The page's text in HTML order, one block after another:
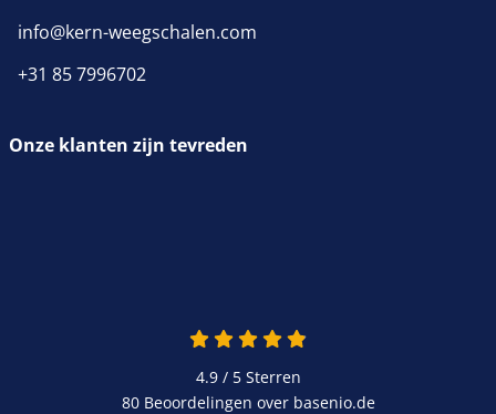
info@kern-weegschalen.com
+31 85 7996702
Onze klanten zijn tevreden
4.9 / 5Sterren
80 Beoordelingen over basenio.de